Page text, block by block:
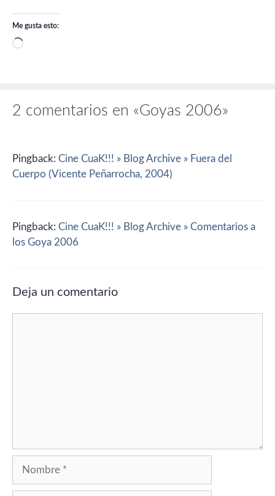
Me gusta esto:
Cargando...
2 comentarios en «Goyas 2006»
Pingback: Cine CuaK!!! » Blog Archive » Fuera del
Cuerpo (Vicente Peñarrocha, 2004)
Pingback: Cine CuaK!!! » Blog Archive » Comentarios a
los Goya 2006
Deja un comentario